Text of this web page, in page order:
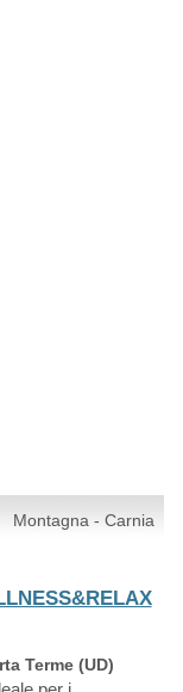
Montagna - Carnia
Terme (UD)